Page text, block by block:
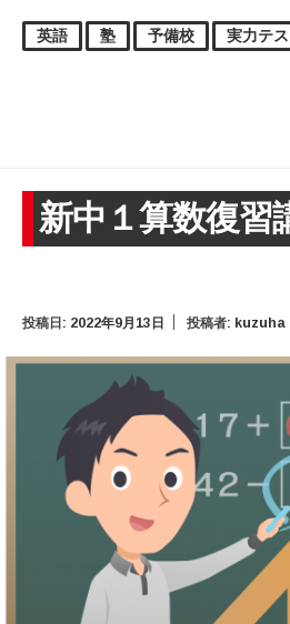
英語 塾 予備校 実力テス
新中１算数復習
投稿日: 2022年9月13日 投稿者: kuzuha